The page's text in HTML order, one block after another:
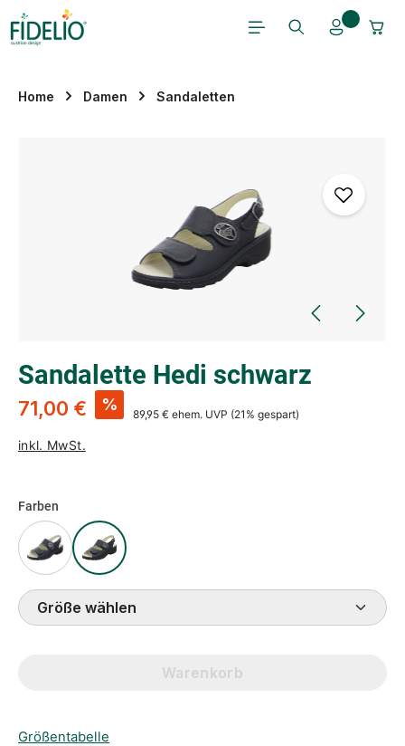
Zum Hauptinhalt springen
Home Damen Sandaletten
Sandalette Hedi schwarz
71,00 € %
89,95 € ehem. UVP (21% gespart)
inkl. MwSt.
Farben
Größe wählen
Warenkorb
Größentabelle